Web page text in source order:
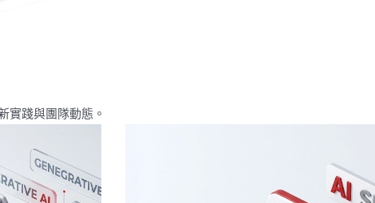
實踐與團隊動態。